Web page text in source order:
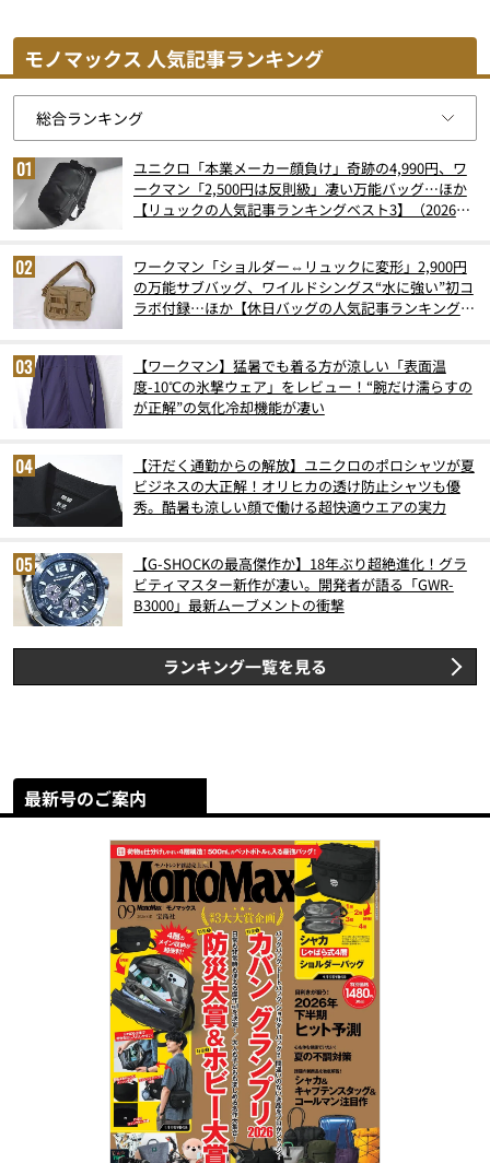
モノマックス 人気記事ランキング
ユニクロ「本業メーカー顔負け」奇跡の4,990円、ワ
ークマン「2,500円は反則級」凄い万能バッグ…ほか
【リュックの人気記事ランキングベスト3】（2026年
ワークマン「ショルダー⇔リュックに変形」2,900円
の万能サブバッグ、ワイルドシングス“水に強い”初コ
ラボ付録…ほか【休日バッグの人気記事ランキングベ
【ワークマン】猛暑でも着る方が涼しい「表面温
度-10℃の氷撃ウェア」をレビュー！“腕だけ濡らすの
が正解”の気化冷却機能が凄い
【汗だく通勤からの解放】ユニクロのポロシャツが夏
ビジネスの大正解！オリヒカの透け防止シャツも優
秀。酷暑も涼しい顔で働ける超快適ウエアの実力
【G-SHOCKの最高傑作か】18年ぶり超絶進化！グラ
ビティマスター新作が凄い。開発者が語る「GWR-
B3000」最新ムーブメントの衝撃
ランキング一覧を見る
最新号のご案内